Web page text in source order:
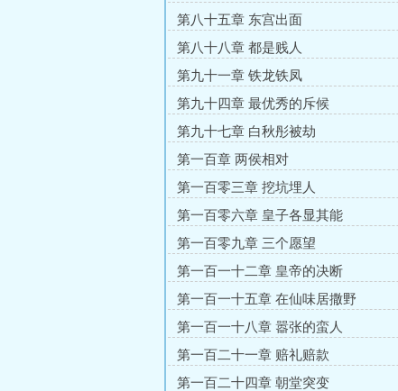
第八十五章 东宫出面
第八十八章 都是贱人
第九十一章 铁龙铁凤
第九十四章 最优秀的斥候
第九十七章 白秋彤被劫
第一百章 两侯相对
第一百零三章 挖坑埋人
第一百零六章 皇子各显其能
第一百零九章 三个愿望
第一百一十二章 皇帝的决断
第一百一十五章 在仙味居撒野
第一百一十八章 嚣张的蛮人
第一百二十一章 赔礼赔款
第一百二十四章 朝堂突变